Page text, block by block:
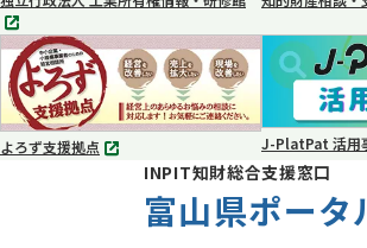
別
タ
ブ
で
よろず支援拠点
別
J-PlatPat 活用
INPIT知財総合支援窓口
富山県ポータ